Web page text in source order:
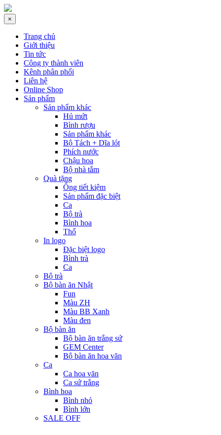
×
Trang chủ
Giới thiệu
Tin tức
Công ty thành viên
Kênh phân phối
Liên hệ
Online Shop
Sản phẩm
Sản phẩm khác
Hủ mứt
Bình rượu
Sản phẩm khác
Bộ Tách + Dĩa lót
Phích nước
Chậu hoa
Bộ nhà tắm
Quà tặng
Ống tiết kiệm
Sản phẩm đặc biệt
Ca
Bộ trà
Bình hoa
Thố
In logo
Đặc biệt logo
Bình trà
Ca
Bộ trà
Bộ bàn ăn Nhật
Fun
Màu ZH
Màu BB Xanh
Màu đen
Bộ bàn ăn
Bộ bàn ăn trắng sứ
GEM Center
Bộ bàn ăn hoa văn
Ca
Ca hoa văn
Ca sứ trắng
Bình hoa
Bình nhỏ
Bình lớn
SALE OFF